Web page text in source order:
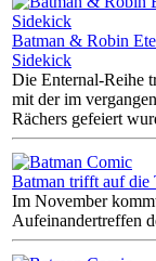
Batman & Robin
Sidekick
Die Enternal-Reihe
mit der im
Rächers gefeiert
Batman trifft auf die
Im November
Aufeinandertreffen